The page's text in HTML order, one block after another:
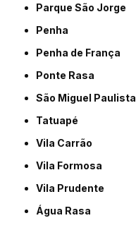
Parque São Jorge
Penha
Penha de França
Ponte Rasa
São Miguel Paulista
Tatuapé
Vila Carrão
Vila Formosa
Vila Prudente
Água Rasa